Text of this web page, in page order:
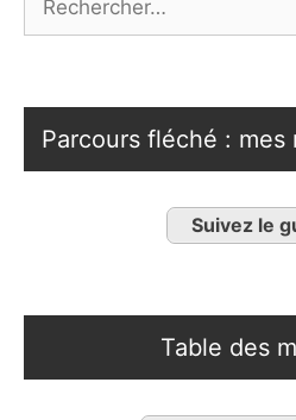
Parcours fléché : mes
Suivez le
Table des